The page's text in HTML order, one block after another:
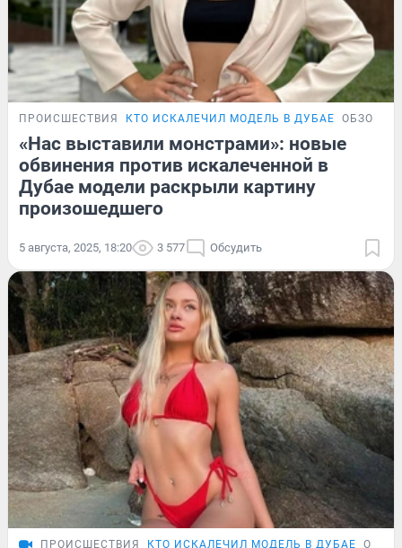
ПРОИСШЕСТВИЯ КТО ИСКАЛЕЧИЛ МОДЕЛЬ В ДУБАЕ ОБЗОР
«Нас выставили монстрами»: новые
обвинения против искалеченной в
Дубае модели раскрыли картину
произошедшего
5 августа, 2025, 18:20 3 577 Обсудить
ПРОИСШЕСТВИЯ КТО ИСКАЛЕЧИЛ МОДЕЛЬ В ДУБАЕ ОБЗОР